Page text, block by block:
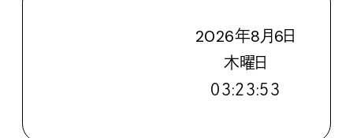
2026年8月6日
木曜日
０３:２３:５４